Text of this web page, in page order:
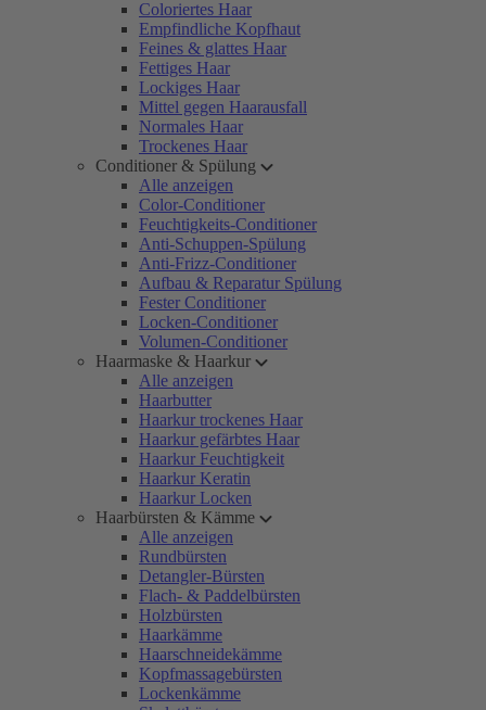
Coloriertes Haar
Empfindliche Kopfhaut
Feines & glattes Haar
Fettiges Haar
Lockiges Haar
Mittel gegen Haarausfall
Normales Haar
Trockenes Haar
Conditioner & Spülung
Alle anzeigen
Color-Conditioner
Feuchtigkeits-Conditioner
Anti-Schuppen-Spülung
Anti-Frizz-Conditioner
Aufbau & Reparatur Spülung
Fester Conditioner
Locken-Conditioner
Volumen-Conditioner
Haarmaske & Haarkur
Alle anzeigen
Haarbutter
Haarkur trockenes Haar
Haarkur gefärbtes Haar
Haarkur Feuchtigkeit
Haarkur Keratin
Haarkur Locken
Haarbürsten & Kämme
Alle anzeigen
Rundbürsten
Detangler-Bürsten
Flach- & Paddelbürsten
Holzbürsten
Haarkämme
Haarschneidekämme
Kopfmassagebürsten
Lockenkämme